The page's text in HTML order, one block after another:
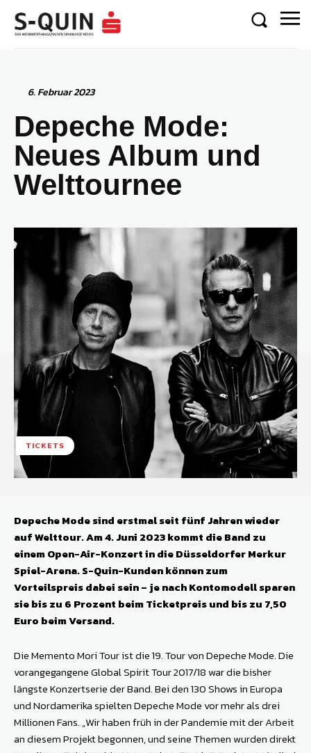
6. Februar 2023
Depeche Mode:
Neues Album und
Welttournee
TICKETS
Depeche Mode sind erstmal seit fünf Jahren wieder
auf Welttour. Am 4. Juni 2023 kommt die Band zu
einem Open-Air-Konzert in die DüsseldorferMerkur
Spiel-Arena. S-Quin-Kunden können zum
Vorteilspreis dabei sein – je nach Kontomodell sparen
sie bis zu 6 Prozent beim Ticketpreis und bis zu 7,50
Euro beim Versand.
Die Memento Mori Tour ist die 19. Tour von Depeche Mode. Die
vorangegangene Global Spirit Tour 2017/18 war die bisher
längste Konzertserie der Band. Bei den 130 Shows in Europa
und Nordamerika spielten Depeche Mode vor mehr als drei
Millionen Fans. „Wir haben früh in der Pandemie mit der Arbeit
an diesem Projekt begonnen, und seine Themen wurden direkt